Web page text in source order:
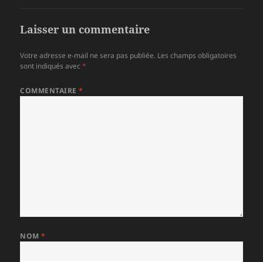
Laisser un commentaire
Votre adresse e-mail ne sera pas publiée. Les champs obligatoires
sont indiqués avec*
COMMENTAIRE*
NOM*